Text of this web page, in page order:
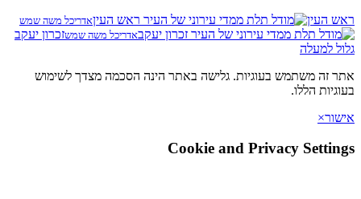
ראש העין
אדריכל משה שמש
אדריכל משה שמשזכרון יעקב
גלול למעלה
אתר זה משתמש בעוגיות. גלישה באתר הינה הסכמה מצדך לשימוש
בעוגיות הללו.
אישור×
Cookie and Privacy Settings